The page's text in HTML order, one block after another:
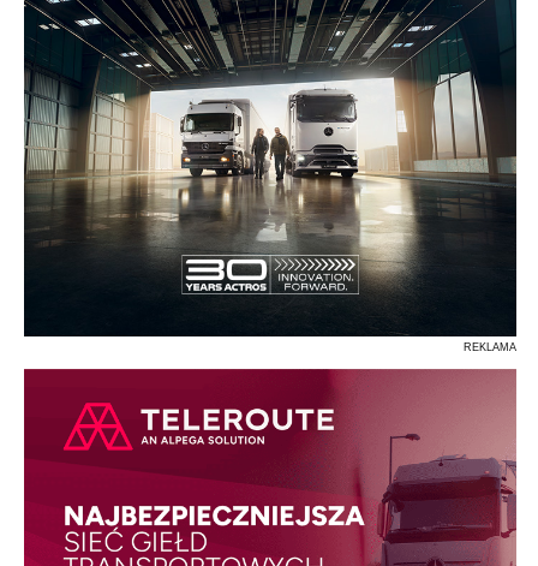
REKLAMA